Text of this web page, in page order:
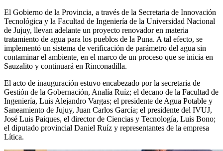
El Gobierno de la Provincia, a través de la Secretaria de Innovación
Tecnológica y la Facultad de Ingeniería de la Universidad Nacional
de Jujuy, llevan adelante un proyecto renovador en materia
tratamiento de agua para los pueblos de la Puna. A tal efecto, se
implementó un sistema de verificación de parámetro del agua sin
contaminar el ambiente, en el marco de un proceso que se inicia en
Sauzalito y continuará en Rinconadilla.
El acto de inauguración estuvo encabezado por la secretaria de
Gestión de la Gobernación, Analía Ruíz; el decano de la Facultad de
Ingeniería, Luis Alejandro Vargas; el presidente de Agua Potable y
Saneamiento de Jujuy, Juan Carlos García; el presidente del IVUJ,
José Luis Paiques, el director de Ciencias y Tecnología, Luis Bono;
el diputado provincial Daniel Ruíz y representantes de la empresa
Lítica.